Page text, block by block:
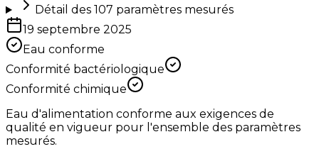
Détail des 107 paramètres mesurés
19 septembre 2025
Eau conforme
Conformité bactériologique
Conformité chimique
Eau d'alimentation conforme aux exigences de
qualité en vigueur pour l'ensemble des paramètres
mesurés.